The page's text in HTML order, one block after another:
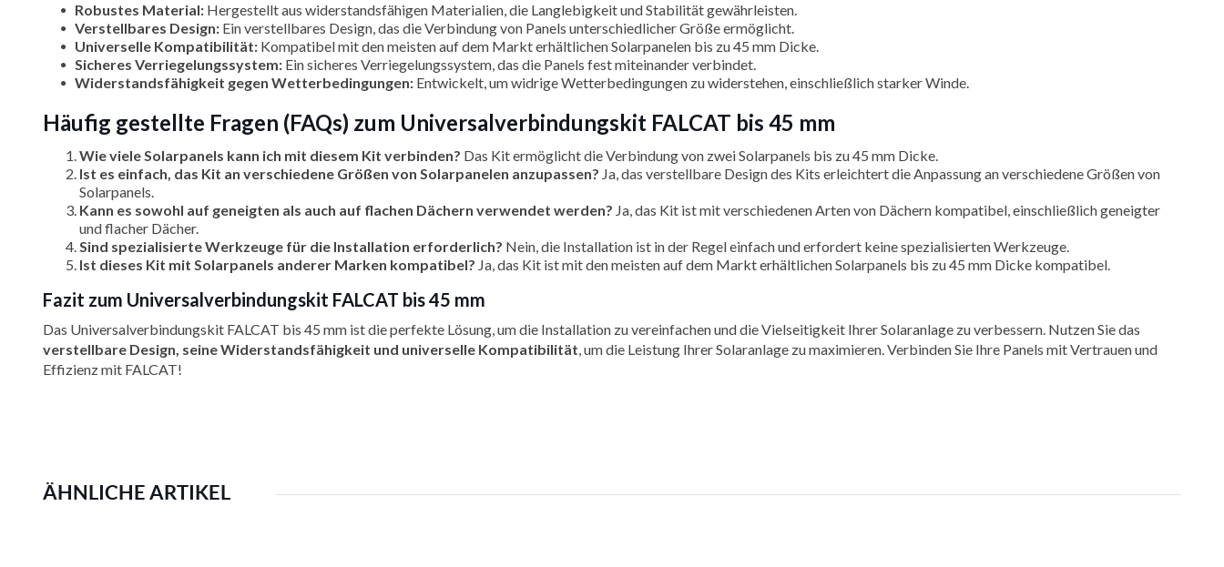
Robustes Material: Hergestellt aus widerstandsfähigen Materialien, die Langlebigkeit und Stabilität gewährleisten.
Verstellbares Design: Ein verstellbares Design, das die Verbindung von Panels unterschiedlicher Größe ermöglicht.
Universelle Kompatibilität: Kompatibel mit den meisten auf dem Markt erhältlichen Solarpanelen bis zu 45 mm Dicke.
Sicheres Verriegelungssystem: Ein sicheres Verriegelungssystem, das die Panels fest miteinander verbindet.
Widerstandsfähigkeit gegen Wetterbedingungen: Entwickelt, um widrige Wetterbedingungen zu widerstehen, einschließlich starker Winde.
Häufig gestellte Fragen (FAQs) zum Universalverbindungskit FALCAT bis 45 mm
Wie viele Solarpanels kann ich mit diesem Kit verbinden? Das Kit ermöglicht die Verbindung von zwei Solarpanels bis zu 45 mm Dicke.
Ist es einfach, das Kit an verschiedene Größen von Solarpanelen anzupassen? Ja, das verstellbare Design des Kits erleichtert die Anpassung an verschiedene Größen von
Solarpanels.
Kann es sowohl auf geneigten als auch auf flachen Dächern verwendet werden? Ja, das Kit ist mit verschiedenen Arten von Dächern kompatibel, einschließlich geneigter
und flacher Dächer.
Sind spezialisierte Werkzeuge für die Installation erforderlich? Nein, die Installation ist in der Regel einfach und erfordert keine spezialisierten Werkzeuge.
Ist dieses Kit mit Solarpanels anderer Marken kompatibel? Ja, das Kit ist mit den meisten auf dem Markt erhältlichen Solarpanels bis zu 45 mm Dicke kompatibel.
Fazit zum Universalverbindungskit FALCAT bis 45 mm
Das Universalverbindungskit FALCAT bis 45 mm ist die perfekte Lösung, um die Installation zu vereinfachen und die Vielseitigkeit Ihrer Solaranlage zu verbessern. Nutzen Sie das
verstellbare Design, seine Widerstandsfähigkeit und universelle Kompatibilität, um die Leistung Ihrer Solaranlage zu maximieren. Verbinden Sie Ihre Panels mit Vertrauen und
Effizienz mit FALCAT!
ÄHNLICHE ARTIKEL